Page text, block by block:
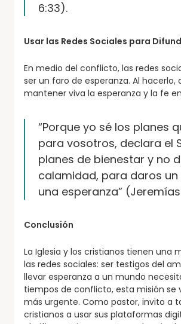
6:33).
Usar las Redes Sociales para
En medio del conflicto, las redes
ser un faro de esperanza. Al hacerlo,
mantener viva la esperanza y la fe
“Porque yo sé los planes
para vosotros, declara el
planes de bienestar y no
calamidad, para daros
una esperanza” (Jeremías
Conclusión
La Iglesia y los cristianos tienen una
las redes sociales: ser testigos del
llevar esperanza a un mundo
tiempos de conflicto, esta misión se
más urgente. Como pastor, invito a
cristianos a usar sus plataformas